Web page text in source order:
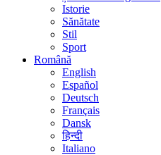
Istorie
Sănătate
Stil
Sport
Română
English
Español
Deutsch
Français
Dansk
हिन्दी
Italiano